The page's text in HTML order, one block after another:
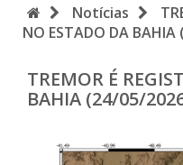
InícioNotícias
NO ESTADO DA
TREMOR É
BAHIA (24/05/